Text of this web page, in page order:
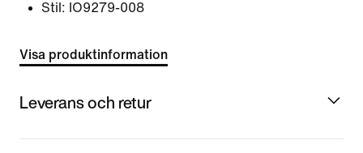
Stil: IO9279-008
Visa produktinformation
Leverans och retur